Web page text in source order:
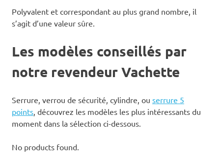
Polyvalent et correspondant au plus grand nombre, il
s’agit d’une valeur sûre.
Les modèles conseillés par
notre revendeur Vachette
Serrure, verrou de sécurité, cylindre, ou serrure 5
points , découvrez les modèles les plus intéressants du
moment dans la sélection ci-dessous.
No products found.